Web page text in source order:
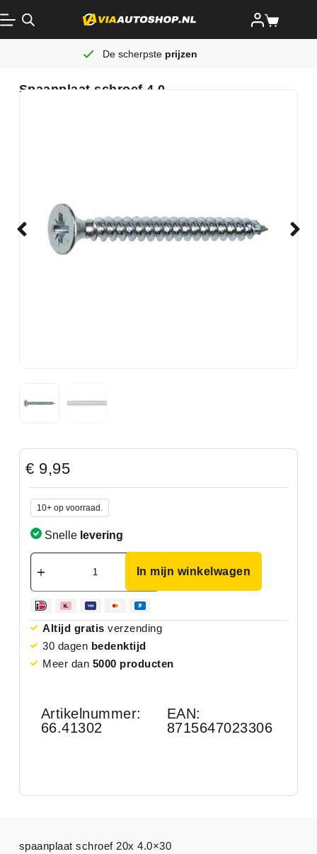
De scherpste prijzen
Spaanplaat schroef 4.0
€ 9,95
10+ op voorraad.
Snelle levering
In mijn winkelwagen
Altijd gratis verzending
30 dagen bedenktijd
Meer dan 5000 producten
Artikelnummer:
66.41302
EAN:
8715647023306
spaanplaat schroef 20x 4.0×30